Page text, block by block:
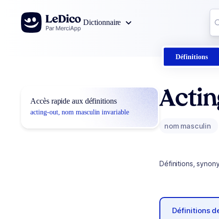
Aller au contenu
Dictionnaire
Définitions
Accès rapide aux définitions
acting-out, nom masculin invariable
nom masculin
Définitions,
Définitions